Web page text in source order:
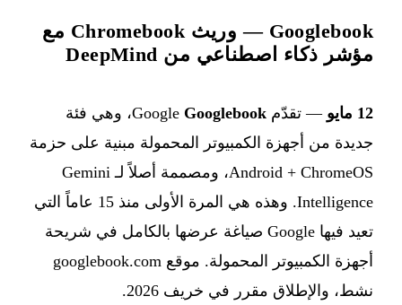
Googlebook — وريث Chromebook مع
مؤشر ذكاء اصطناعي من DeepMind
12 مايو — تقدّم Google Googlebook
، وهي فئة
جديدة من أجهزة الكمبيوتر المحمولة مبنية على حزمة
Android + ChromeOS، ومصممة أصلاً لـ Gemini
Intelligence. وهذه هي المرة الأولى منذ 15 عاماً التي
تعيد فيها Google صياغة عرضها بالكامل في شريحة
أجهزة الكمبيوتر المحمولة. موقع googlebook.com
نشط، والإطلاق مقرر في خريف 2026.